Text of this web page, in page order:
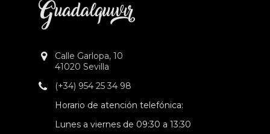
Calle Garlopa, 10
41020 Sevilla
(+34) 954 25 34 98
Horario de atención telefónica:
Lunes a viernes de 09:30 a 13:30